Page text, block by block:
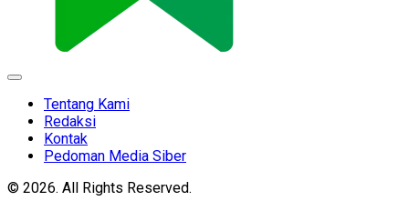
Expand
Tentang Kami
Redaksi
Kontak
Pedoman Media Siber
© 2026. All Rights Reserved.